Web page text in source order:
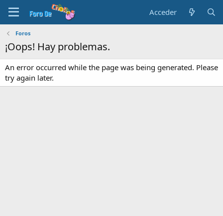
Acceder
Foros
¡Oops! Hay problemas.
An error occurred while the page was being generated. Please
try again later.